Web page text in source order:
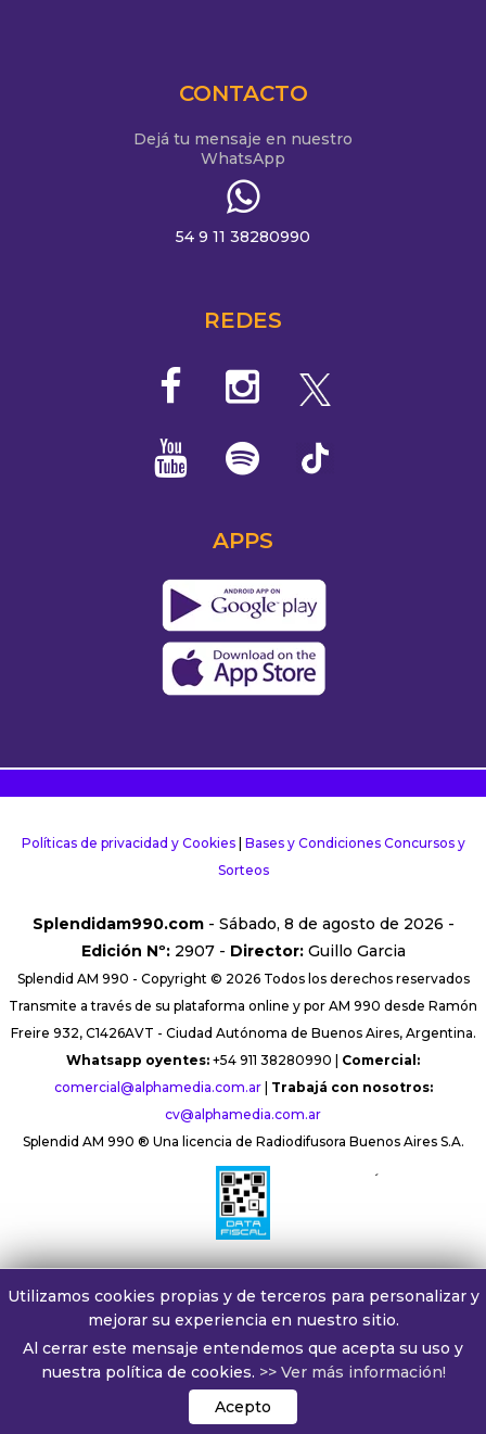
CONTACTO
Dejá tu mensaje en nuestro
WhatsApp
54 9 11 38280990
REDES
APPS
Políticas de privacidad y Cookies| Bases y Condiciones Concursos y
Sorteos
Splendidam990.com- Sábado, 8 de agosto de 2026 -
Edición Nº:2907 - Director:Guillo Garcia
Splendid AM 990 - Copyright © 2026 Todos los derechos reservados
Transmite a través de su plataforma online y por AM 990 desde Ramón
Freire 932, C1426AVT - Ciudad Autónoma de Buenos Aires, Argentina.
Whatsapp oyentes: +54 911 38280990 | Comercial:
comercial@alphamedia.com.ar| Trabajá con nosotros:
cv@alphamedia.com.ar
Splendid AM 990 ® Una licencia de Radiodifusora Buenos Aires S.A.
´
Utilizamos cookies propias y de terceros para personalizar y
mejorar su experiencia en nuestro sitio.
Al cerrar este mensaje entendemos que acepta su uso y
nuestra política de cookies. >> Ver más información!
Acepto